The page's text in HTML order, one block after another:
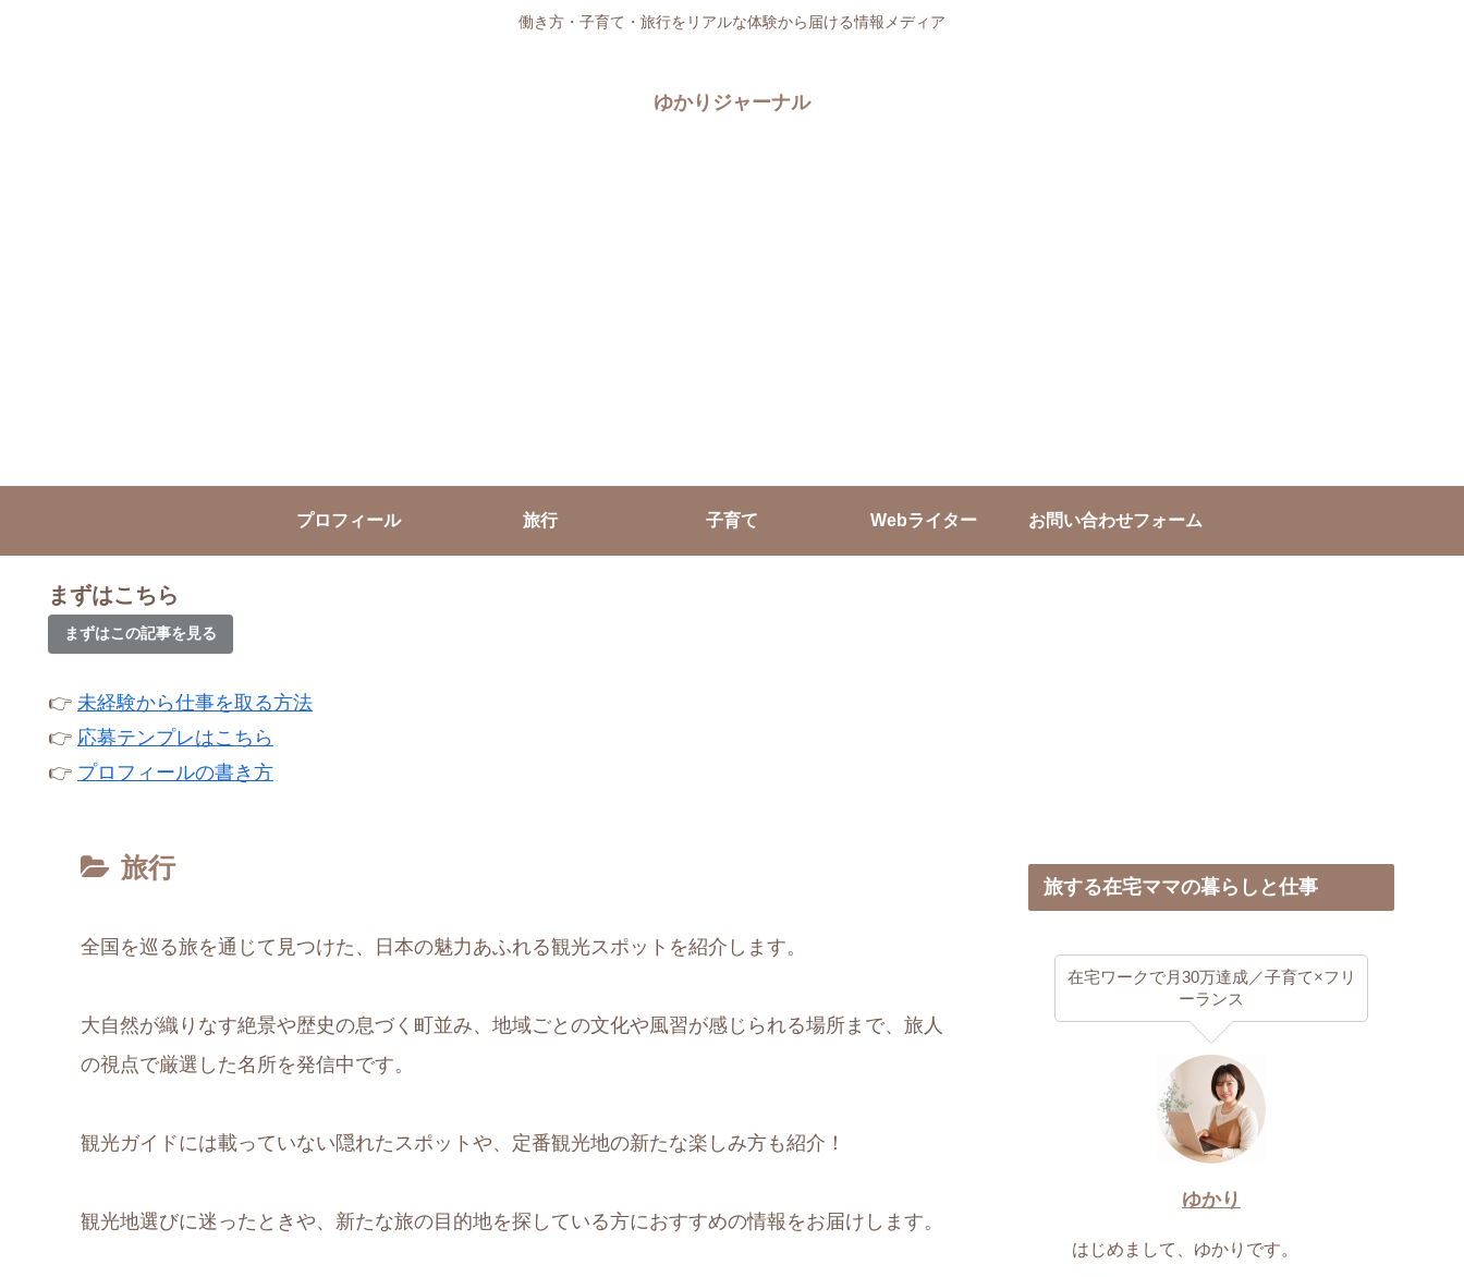
働き方・子育て・旅行をリアルな体験から届ける情報メディア
ゆかりジャーナル
プロフィール 旅行 子育て Webライター お問い合わせフォーム
まずはこちら
まずはこの記事を見る
👉 未経験から仕事を取る方法
👉 応募テンプレはこちら
👉 プロフィールの書き方
旅行
全国を巡る旅を通じて見つけた、日本の魅力あふれる観光スポットを紹介します。
大自然が織りなす絶景や歴史の息づく町並み、地域ごとの文化や風習が感じられる場所まで、旅人
の視点で厳選した名所を発信中です。
観光ガイドには載っていない隠れたスポットや、定番観光地の新たな楽しみ方も紹介！
観光地選びに迷ったときや、新たな旅の目的地を探している方におすすめの情報をお届けします。
旅する在宅ママの暮らしと仕事
在宅ワークで月30万達成／子育て×フリ
ーランス
ゆかり
はじめまして、ゆかりです。